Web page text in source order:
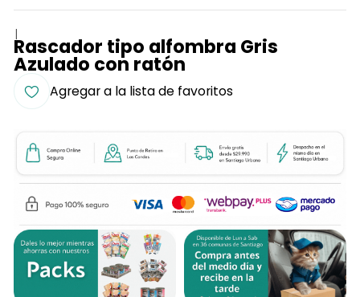
|
Rascador tipo alfombra Gris
Azulado con ratón
Agregar a la lista de favoritos